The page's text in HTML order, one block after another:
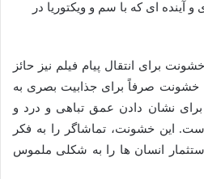
و آینده ای که با سم و ویکتوریا در
برای انتقال پیام فیلم نیز حائز
خشونت صرفاً برای جذابیت بصری به
برای نشان دادن عمق تباهی و درد و
این خشونت، تماشاگر را به فکر
انسان ها را به شکلی ملموس